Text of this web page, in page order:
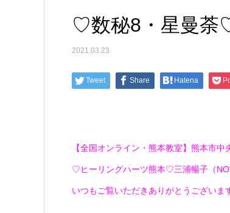
♡数秘8・星曼荼
2021.03.23
Tweet Share Hatena
【全国オンライン・熊本教室】熊本市
♡ヒーリングハーツ熊本♡三浦暢子（
いつもご覧いただきありがとうございま